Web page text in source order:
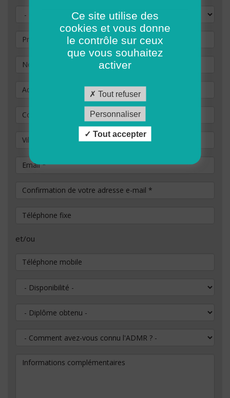
Prénom
Nom
Adresse
Code Postal
Ville / commune
Email*
Confirmation de votre adresse e-mail
Téléphone fixe
et/ou
Téléphone mobile
Disponibilité
Diplôme obtenu
Comment avez-vous connu l'ADMR ?
Informations complémentaires
Ce site utilise des
cookies et vous donne
le contrôle sur ceux
que vous souhaitez
activer
Tout refuser
Personnaliser
Tout accepter